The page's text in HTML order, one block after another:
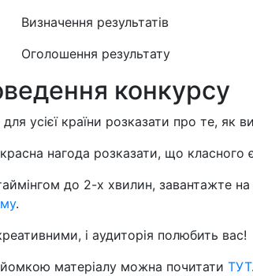
Визначення результатів
Оголошення результату
конкурсу
усієї країни розказати про те, як
нагода розказати, що
до 2-х хвилин, завантажте
.
і аудиторія полюбить вас!
матеріалу можна почитати ТУТ.